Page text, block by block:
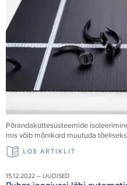
Põrandaküttesüsteemide
mis võib mõnikord muutuda
LOE ARTIKLIT
15.12.2022 – UUDISED